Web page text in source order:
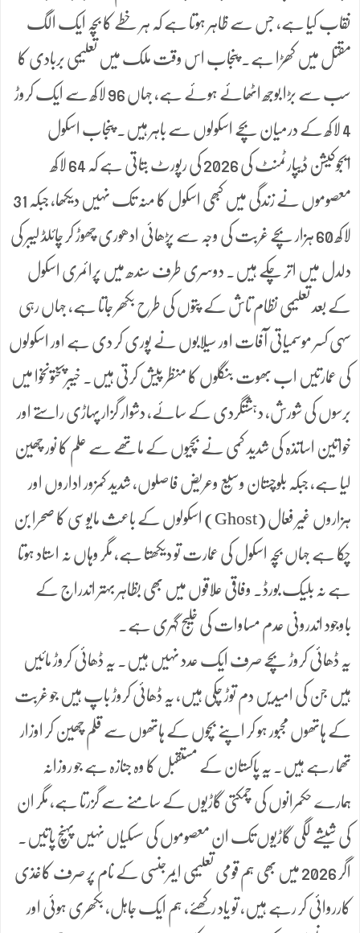
نقاب کیا ہے، جس سے ظاہر ہوتا ہے کہ ہر خطے کا بچہ ایک الگ
مقتل میں کھڑا ہے۔ پنجاب اس وقت ملک میں تعلیمی بربادی کا
سب سے بڑا بوجھ اٹھائے ہوئے ہے، جہاں 96 لاکھ سے ایک کروڑ
4 لاکھ کے درمیان بچے اسکولوں سے باہر ہیں۔ پنجاب اسکول
ایجوکیشن ڈیپارٹمنٹ کی 2026 کی رپورٹ بتاتی ہے کہ 64 لاکھ
معصوموں نے زندگی میں کبھی اسکول کا منہ تک نہیں دیکھا، جبکہ 31
لاکھ 60 ہزار بچے غربت کی وجہ سے پڑھائی ادھوری چھوڑ کر چائلڈ لیبر کی
دلدل میں اتر چکے ہیں۔ دوسری طرف سندھ میں پرائمری اسکول
کے بعد تعلیمی نظام تاش کے پتوں کی طرح بکھر جاتا ہے، جہاں رہی
سہی کسر موسمیاتی آفات اور سیلابوں نے پوری کر دی ہے اور اسکولوں
کی عمارتیں اب بھوت بنگلوں کا منظر پیش کرتی ہیں۔ خیبرپختونخوا میں
برسوں کی شورش، دہشتگردی کے سائے، دشوار گزار پہاڑی راستے اور
خواتین اساتذہ کی شدید کمی نے بچیوں کے ماتھے سے علم کا نور چھین
لیا ہے، جبکہ بلوچستان وسیع وعریض فاصلوں، شدید کمزور اداروں اور
ہزاروں غیر فعال (Ghost) اسکولوں کے باعث مایوسی کا صحرا بن
چکا ہے جہاں بچہ اسکول کی عمارت تو دیکھتا ہے، مگر وہاں نہ استاد ہوتا
ہے نہ بلیک بورڈ۔ وفاقی علاقوں میں بھی بظاہر بہتر اندراج کے
باوجود اندرونی عدم مساوات کی خلیج گہری ہے۔
یہ ڈھائی کروڑ بچے صرف ایک عدد نہیں ہیں۔ یہ ڈھائی کروڑ مائیں
ہیں جن کی امیدیں دم توڑ چکی ہیں، یہ ڈھائی کروڑ باپ ہیں جو غربت
کے ہاتھوں مجبور ہو کر اپنے بچوں کے ہاتھوں سے قلم چھین کر اوزار
تھما رہے ہیں۔ یہ پاکستان کے مستقبل کا وہ جنازہ ہے جو روزانہ
ہمارے حکمرانوں کی چمکتی گاڑیوں کے سامنے سے گزرتا ہے، مگر ان
کی شیشے لگی گاڑیوں تک ان معصوموں کی سسکیاں نہیں پہنچ پاتیں۔
اگر 2026 میں بھی ہم قومی تعلیمی ایمرجنسی کے نام پر صرف کاغذی
کارروائی کر رہے ہیں، تو یاد رکھئے، ہم ایک جاہل، بکھری ہوئی اور